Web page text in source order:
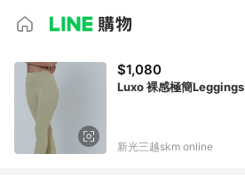
$1,080
Luxo 裸感極簡Leggings
新光三越skm online